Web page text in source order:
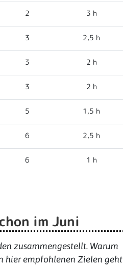
2 3 h
3 2,5 h
3 2 h
3 2 h
5 1,5 h
6 2,5 h
6 1 h
im Juni
zusammengestellt. Warum
hier empfohlenen Zielen geht